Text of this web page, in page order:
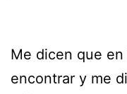
Me dicen que
encontrar y me